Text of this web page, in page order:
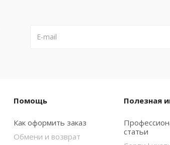
Помощь
Как оформить заказ
Обмени и возврат
Полезная
статьи